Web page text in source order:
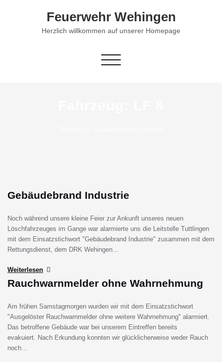
Feuerwehr Wehingen
Herzlich willkommen auf unserer Homepage
Schalte Navigation
Gebäudebrand Industrie
Noch während unsere kleine Feier zur Ankunft unseres neuen
Löschfahrzeuges im Gange war alarmierte uns die Leitstelle Tuttlingen
mit dem Einsatzstichwort "Gebäudebrand Industrie" zusammen mit dem
Rettungsdienst, dem DRK Wehingen…
Weiterlesen
Rauchwarnmelder ohne Wahrnehmung
Am frühen Samstagmorgen wurden wir mit dem Einsatzstichwort
"Ausgelöster Rauchwarnmelder ohne weitere Wahrnehmung" alarmiert.
Das betroffene Gebäude war bei unserem Eintreffen bereits
evakuiert. Nach Erkundung konnten wir glücklicherweise weder Rauch
noch…